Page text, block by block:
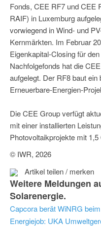
Fonds, CEE RF7 und CEE
RAIF) in Luxemburg
vorwiegend in Wind- und
Kernmärkten. Im Februar
Eigenkapital-Closing für
Nachfolgefonds hat die
aufgelegt. Der RF8 baut
Erneuerbare-Energien-
Die CEE Group verfügt
mit einer installierten
Photovoltaikprojekte mit
© IWR, 2026
Artikel teilen / merken
Weitere Meldungen
Solarenergie.
Energiejob: UKA